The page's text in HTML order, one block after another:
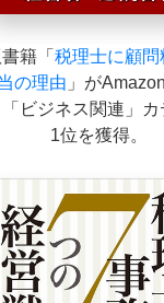
籍「 税理士に顧問
の理由 」が
ビジネス関連」カ
1位を獲得。